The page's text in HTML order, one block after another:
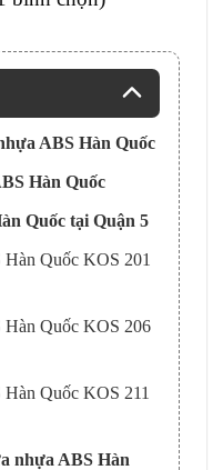
ABS Hàn Quốc
Hàn Quốc
Quốc tại Quận 5
Quốc KOS 201
Hàn Quốc KOS 206
Quốc KOS 211
nhựa ABS Hàn